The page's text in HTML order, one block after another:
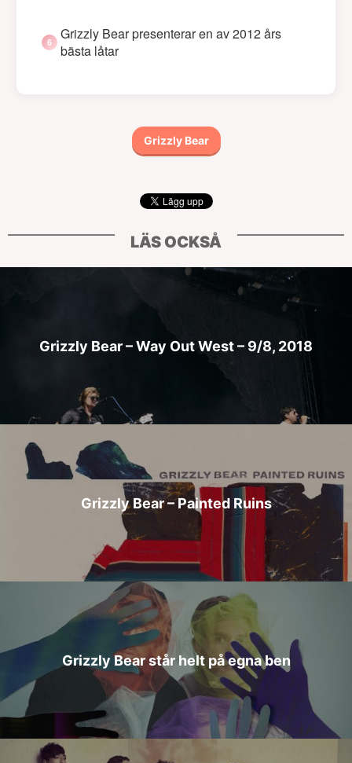
Grizzly Bear presenterar en av 2012 års
bästa låtar
Grizzly Bear
LÄS OCKSÅ
Grizzly Bear – Way Out West – 9/8, 2018
Grizzly Bear – Painted Ruins
Grizzly Bear står helt på egna ben